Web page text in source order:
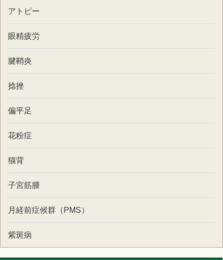
アトピー
眼精疲労
腱鞘炎
捻挫
偏平足
花粉症
猫背
子宮筋腫
月経前症候群（PMS）
紫斑病